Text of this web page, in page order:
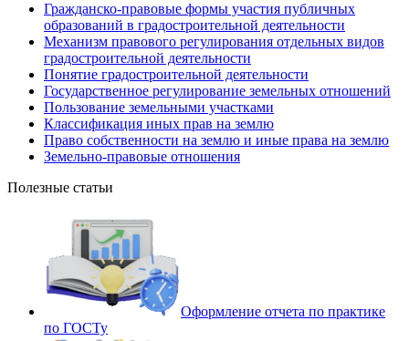
Гражданско-правовые формы участия публичных
образований в градостроительной деятельности
Механизм правового регулирования отдельных видов
градостроительной деятельности
Понятие градостроительной деятельности
Государственное регулирование земельных отношений
Пользование земельными участками
Классификация иных прав на землю
Право собственности на землю и иные права на землю
Земельно-правовые отношения
Полезные статьи
Оформление отчета по практике
по ГОСТу